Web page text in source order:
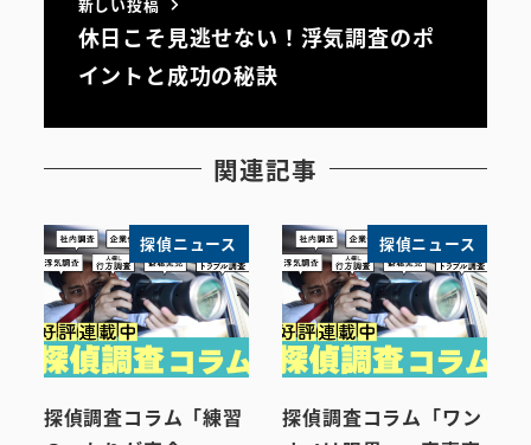
休日こそ見逃せない！浮気調査のポ
イントと成功の秘訣
関連記事
探偵ニュース
探偵調査コラム「練習
探偵ニュース
探偵調査コラム「ワン